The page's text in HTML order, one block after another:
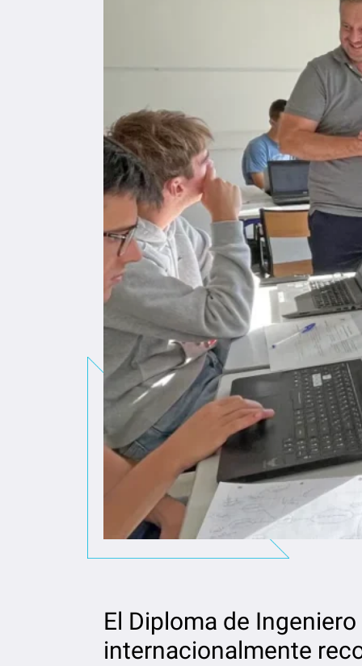
El Diploma de
internacionalmente